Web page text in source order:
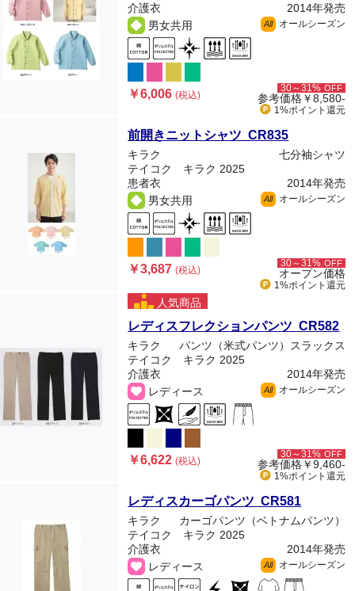
介護衣
2014年発売
男女共用
All オールシーズン
￥6,006(税込)
30～31% OFF
参考価格￥8,580-
1%ポイント 還元
前開きニットシャツ CR835
キラク
七分袖シャツ
テイコク キラク 2025
患者衣
2014年発売
男女共用
All オールシーズン
￥3,687(税込)
30～31% OFF
オープン価格
1%ポイント 還元
人気商品
レディスフレクションパンツ CR582
キラク
パンツ（米式パンツ）スラックス
テイコク キラク 2025
介護衣
2014年発売
レディース
All オールシーズン
￥6,622(税込)
30～31% OFF
参考価格￥9,460-
1%ポイント 還元
レディスカーゴパンツ CR581
キラク
カーゴパンツ（ベトナムパンツ）
テイコク キラク 2025
介護衣
2014年発売
レディース
All オールシーズン